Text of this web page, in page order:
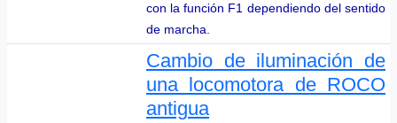
con la función F1 dependiendo del sentido
de marcha.
Cambio de iluminación de
una locomotora de ROCO
antigua